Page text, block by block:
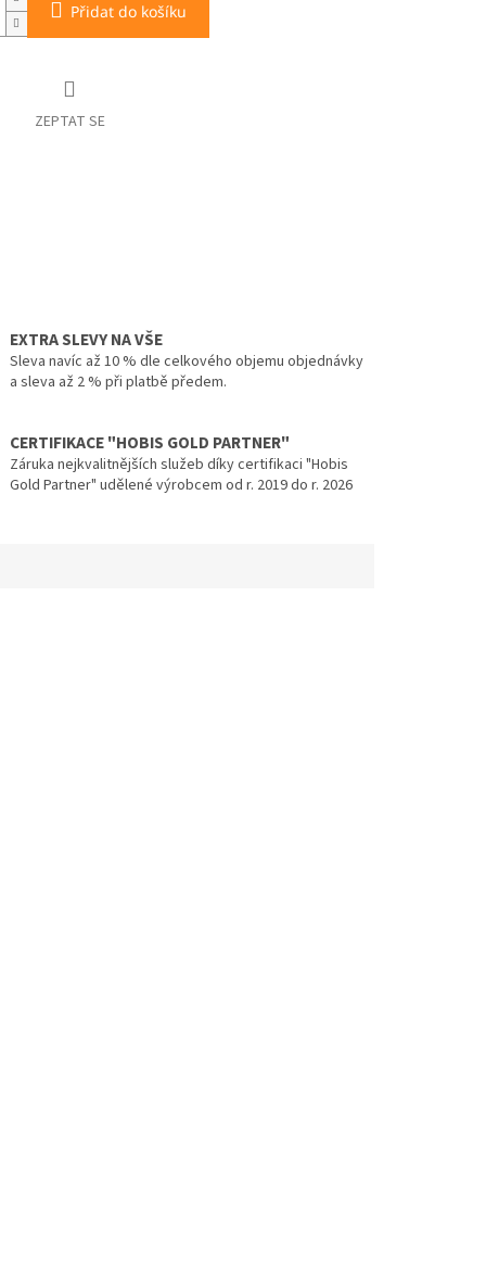
Přidat do košíku
ZEPTAT SE
EXTRA SLEVY NA VŠE
Sleva navíc až 10 % dle celkového objemu objednávky
a sleva až 2 % při platbě předem.
CERTIFIKACE "HOBIS GOLD PARTNER"
Záruka nejkvalitnějších služeb díky certifikaci "Hobis
Gold Partner" udělené výrobcem od r. 2019 do r. 2026